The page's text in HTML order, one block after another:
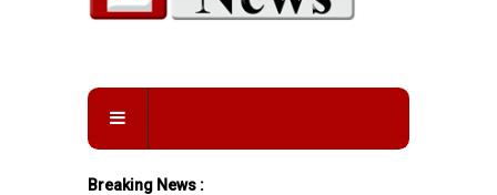
Breaking News :